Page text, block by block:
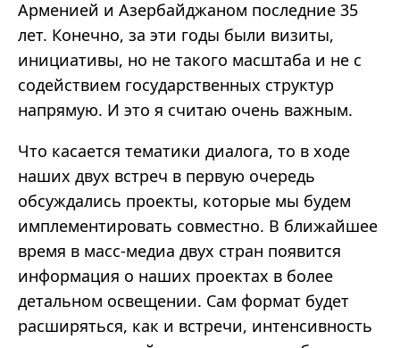
Арменией и Азербайджаном последние 35
лет. Конечно, за эти годы были визиты,
инициативы, но не такого масштаба и не с
содействием государственных структур
напрямую. И это я считаю очень важным.
Что касается тематики диалога, то в ходе
наших двух встреч в первую очередь
обсуждались проекты, которые мы будем
имплементировать совместно. В ближайшее
время в масс-медиа двух стран появится
информация о наших проектах в более
детальном освещении. Сам формат будет
расширяться, как и встречи, интенсивность